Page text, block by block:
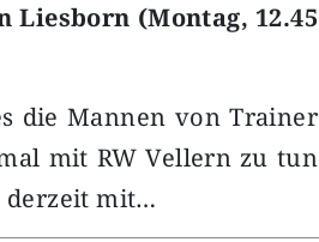
Liesborn (Montag, 12.45
die Mannen von Trainer
mit RW Vellern zu tun
derzeit mit…